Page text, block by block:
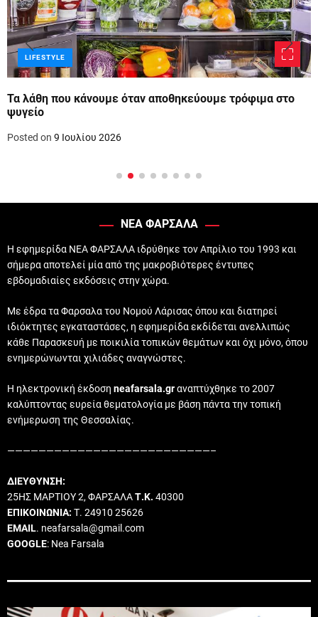
LIFESTYLE
Τα λάθη που κάνουμε όταν αποθηκεύουμε τρόφιμα στο
ψυγείο
Posted on 9 Ιουλίου 2026
ΝΕΑ ΦΑΡΣΑΛΑ
Η εφημερίδα ΝΕΑ ΦΑΡΣΑΛΑ ιδρύθηκε τον Απρίλιο του 1993 και
σήμερα αποτελεί μία από της μακροβιότερες έντυπες
εβδομαδιαίες εκδόσεις στην χώρα.
Με έδρα τα Φαρσαλα του Νομού Λάρισας όπου και διατηρεί
ιδιόκτητες εγκαταστάσες, η εφημερίδα εκδίδεται ανελλιπώς
κάθε Παρασκευή με ποικιλία τοπικών θεμάτων και όχι μόνο, όπου
ενημερώνωνται χιλιάδες αναγνώστες.
Η ηλεκτρονική έκδοση neafarsala.grαναπτύχθηκε το 2007
καλύπτοντας ευρεία θεματολογία με βάση πάντα την τοπική
ενήμερωση της Θεσσαλίας.
——————————————————————————–
ΔΙΕΥΘΥΝΣΗ:
25ΗΣ ΜΑΡΤΙΟΥ 2, ΦΑΡΣΑΛΑΤ.Κ. 40300
ΕΠΙΚΟΙΝΩΝΙΑ: Τ. 24910 25626
EMAIL. neafarsala@gmail.com
GOOGLE: Nea Farsala